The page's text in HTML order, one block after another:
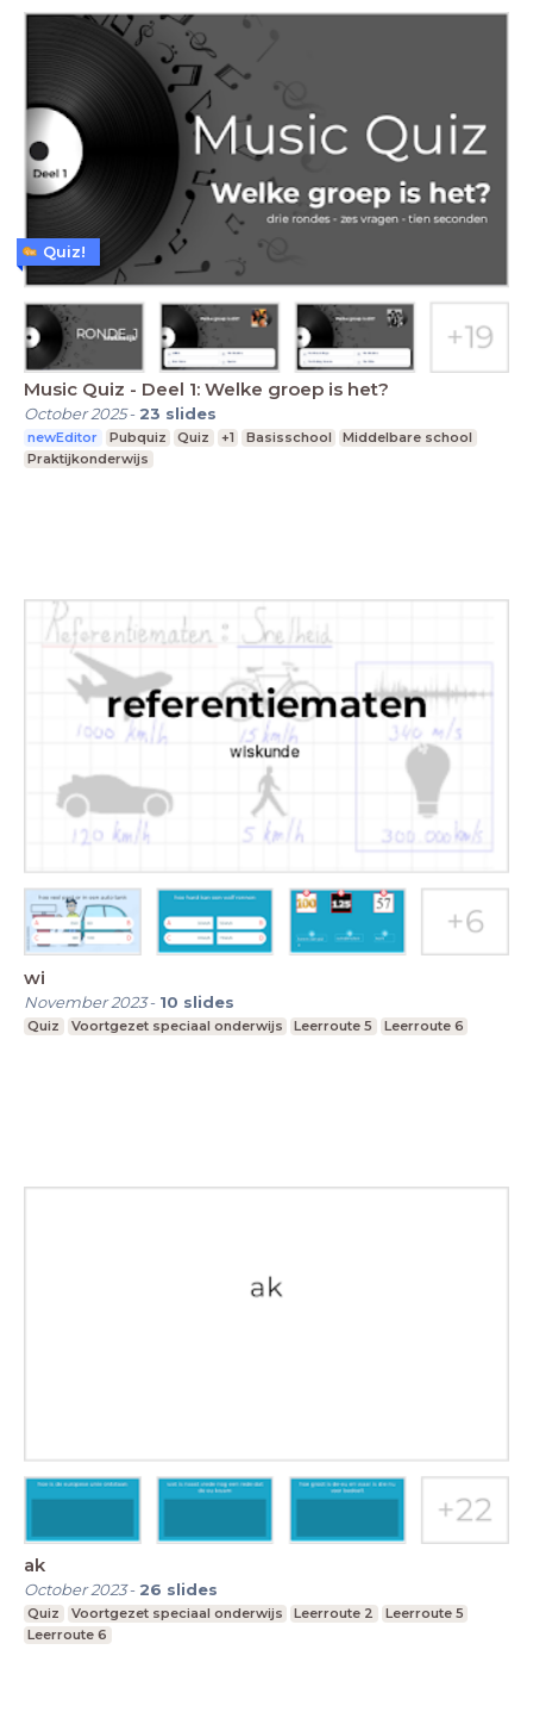
Music Quiz - Deel 1: Welke groep is het?
October 2025- 23 slides
newEditor Pubquiz Quiz +1 Basisschool
Middelbare school
Praktijkonderwijs
Quiz!
wi
November 2023- 10 slides
Quiz Voortgezet speciaal onderwijs Leerroute 5 Leerroute 6
ak
October 2023- 26 slides
Quiz Voortgezet speciaal onderwijs Leerroute 2
Leerroute 5
Leerroute 6